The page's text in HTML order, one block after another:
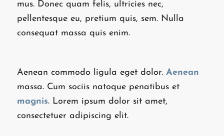
mus. Donec quam felis, ultricies nec,
pellentesque eu, pretium quis, sem. Nulla
consequat massa quis enim.
Aenean commodo ligula eget dolor. Aenean
massa. Cum sociis natoque penatibus et
magnis. Lorem ipsum dolor sit amet,
consectetuer adipiscing elit.